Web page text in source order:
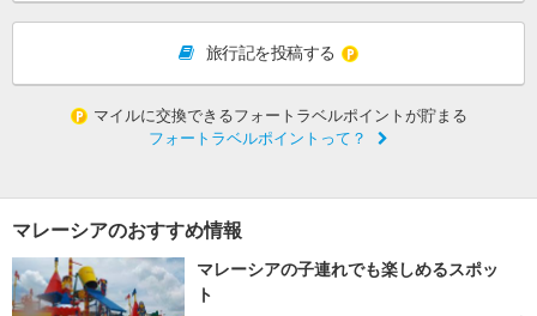
旅行記を投稿する
マイルに交換できるフォートラベルポイントが貯まる
フォートラベルポイントって？
マレーシアのおすすめ情報
マレーシアの子連れでも楽しめるスポッ
ト